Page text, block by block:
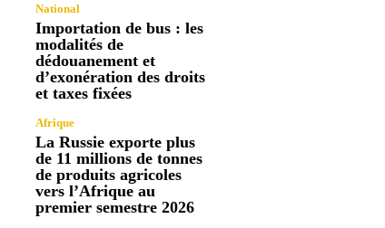
National
Importation de bus : les
modalités de
dédouanement et
d’exonération des droits
et taxes fixées
Afrique
La Russie exporte plus
de 11 millions de tonnes
de produits agricoles
vers l’Afrique au
premier semestre 2026